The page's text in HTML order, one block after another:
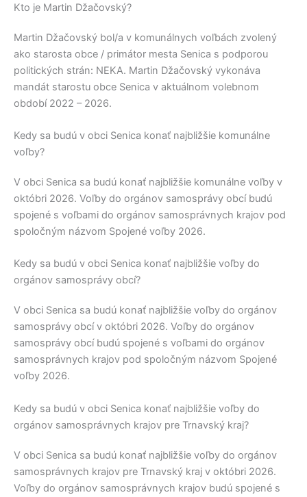
Kto je Martin Džačovský?
Martin Džačovský bol/a v komunálnych voľbách zvolený
ako starosta obce / primátor mesta Senica s podporou
politických strán: NEKA. Martin Džačovský vykonáva
mandát starostu obce Senica v aktuálnom volebnom
období 2022 – 2026.
Kedy sa budú v obci Senica konať najbližšie komunálne
voľby?
V obci Senica sa budú konať najbližšie komunálne voľby v
októbri 2026. Voľby do orgánov samosprávy obcí budú
spojené s voľbami do orgánov samosprávnych krajov pod
spoločným názvom Spojené voľby 2026.
Kedy sa budú v obci Senica konať najbližšie voľby do
orgánov samosprávy obcí?
V obci Senica sa budú konať najbližšie voľby do orgánov
samosprávy obcí v októbri 2026. Voľby do orgánov
samosprávy obcí budú spojené s voľbami do orgánov
samosprávnych krajov pod spoločným názvom Spojené
voľby 2026.
Kedy sa budú v obci Senica konať najbližšie voľby do
orgánov samosprávnych krajov pre Trnavský kraj?
V obci Senica sa budú konať najbližšie voľby do orgánov
samosprávnych krajov pre Trnavský kraj v októbri 2026.
Voľby do orgánov samosprávnych krajov budú spojené s